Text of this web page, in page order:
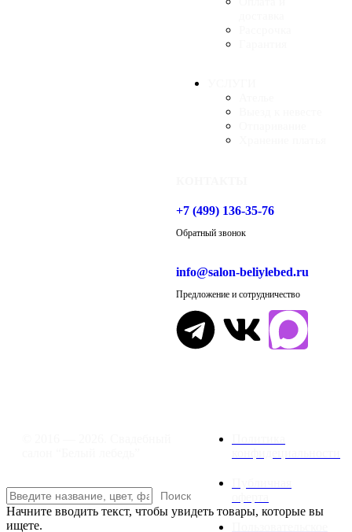
+7 (499) 136-35-76
Обратный звонок
info@salon-beliylebed.ru
Предложение и сотрудничество
Поиск
Начните вводить текст, чтобы увидеть товары, которые вы
ищете.